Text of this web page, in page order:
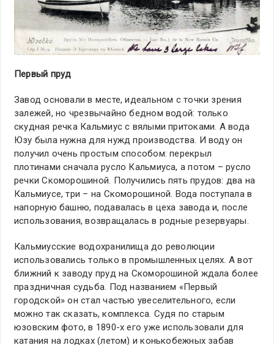
Первый пруд
Завод основали в месте, идеальном с точки зрения
залежей, но чрезвычайно бедном водой: только
скудная речка Кальмиус с вялыми притоками. А вода
Юзу была нужна для нужд производства. И воду он
получил очень простым способом: перекрыл
плотинами сначала русло Кальмиуса, а потом – русло
речки Скоморошиной. Получились пять прудов: два на
Кальмиусе, три – на Скоморошиной. Вода поступала в
напорную башню, подавалась в цеха завода и, после
использования, возвращалась в родные резервуары.
Кальмиусские водохранилища до революции
использовались только в промышленных целях. А вот
ближний к заводу пруд на Скоморошиной ждала более
праздничная судьба. Под названием «Первый
городской» он стал частью увеселительного, если
можно так сказать, комплекса. Судя по старым
юзовским фото, в 1890-х его уже использовали для
катания на лодках (летом) и конькобежных забав